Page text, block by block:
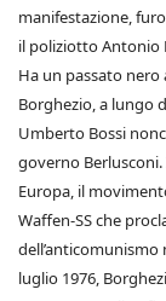
manifestazione,
il poliziotto Antonio
Ha un passato
Borghezio, a lungo
Umberto Bossi
governo
Europa, il
Waffen-SS che
dell’anticomunismo
luglio 1976,